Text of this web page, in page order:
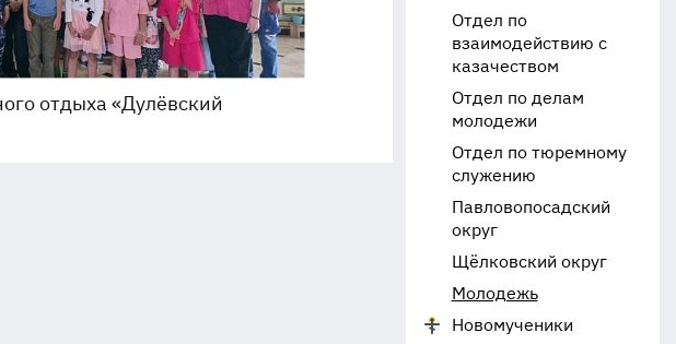
отдыха «Дулёвский
Отдел по
взаимодействию с
казачеством
Отдел по делам
молодежи
Отдел по тюремному
служению
Павловопосадский
округ
Щёлковский округ
Молодежь
Новомученики